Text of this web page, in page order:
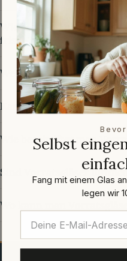
Wie bleiben Lebensmittel
frisch?
Welche Vorratsgläser
Kann man Vorratsgläser
Wie beschriftet man
Sind Vorratsgläser
Wo kann man
Selbst
Fang mit einem Glas
legen wir